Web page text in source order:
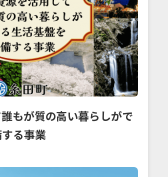
もが質の高い暮らしがで
る事業